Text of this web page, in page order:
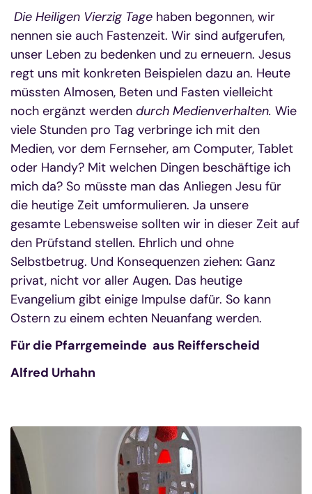
Die Heiligen Vierzig Tage haben begonnen, wir
nennen sie auch Fastenzeit. Wir sind aufgerufen,
unser Leben zu bedenken und zu erneuern. Jesus
regt uns mit konkreten Beispielen dazu an. Heute
müssten Almosen, Beten und Fasten vielleicht
noch ergänzt werden durch Medienverhalten. Wie
viele Stunden pro Tag verbringe ich mit den
Medien, vor dem Fernseher, am Computer, Tablet
oder Handy? Mit welchen Dingen beschäftige ich
mich da? So müsste man das Anliegen Jesu für
die heutige Zeit umformulieren. Ja unsere
gesamte Lebensweise sollten wir in dieser Zeit auf
den Prüfstand stellen. Ehrlich und ohne
Selbstbetrug. Und Konsequenzen ziehen: Ganz
privat, nicht vor aller Augen. Das heutige
Evangelium gibt einige Impulse dafür. So kann
Ostern zu einem echten Neuanfang werden.
Für die Pfarrgemeinde aus Reifferscheid
Alfred Urhahn